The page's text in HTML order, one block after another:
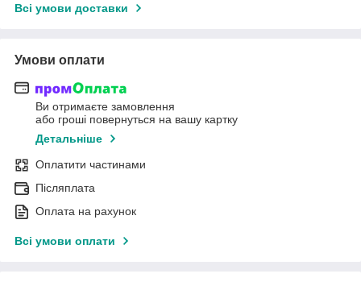
Всі умови доставки
Умови оплати
Ви отримаєте замовлення
або гроші повернуться на вашу картку
Детальніше
Оплатити частинами
Післяплата
Оплата на рахунок
Всі умови оплати